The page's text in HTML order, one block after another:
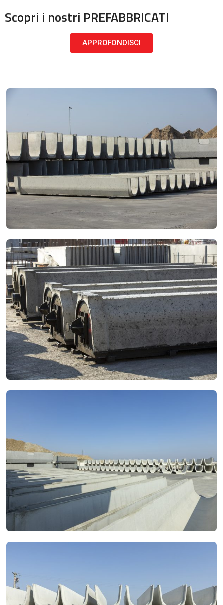
Scopri i nostri PREFABBRICATI
APPROFONDISCI